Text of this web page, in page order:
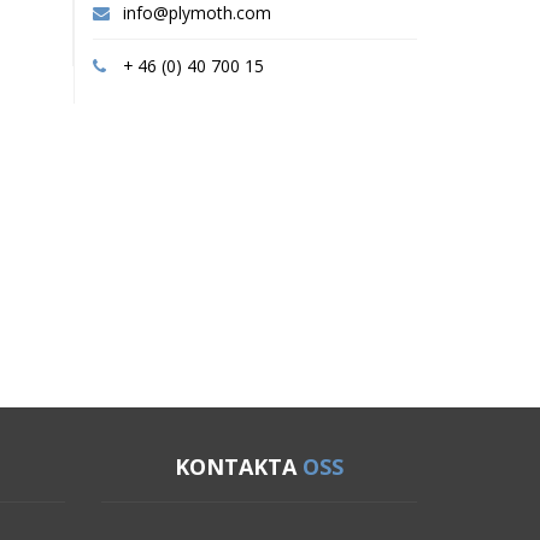
info@plymoth.com
+ 46 (0) 40 700 15
KONTAKTA OSS